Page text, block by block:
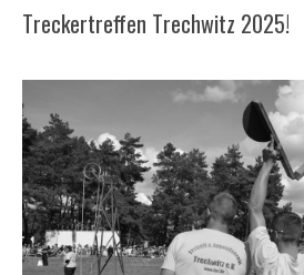
Treckertreffen Trechwitz 2025!